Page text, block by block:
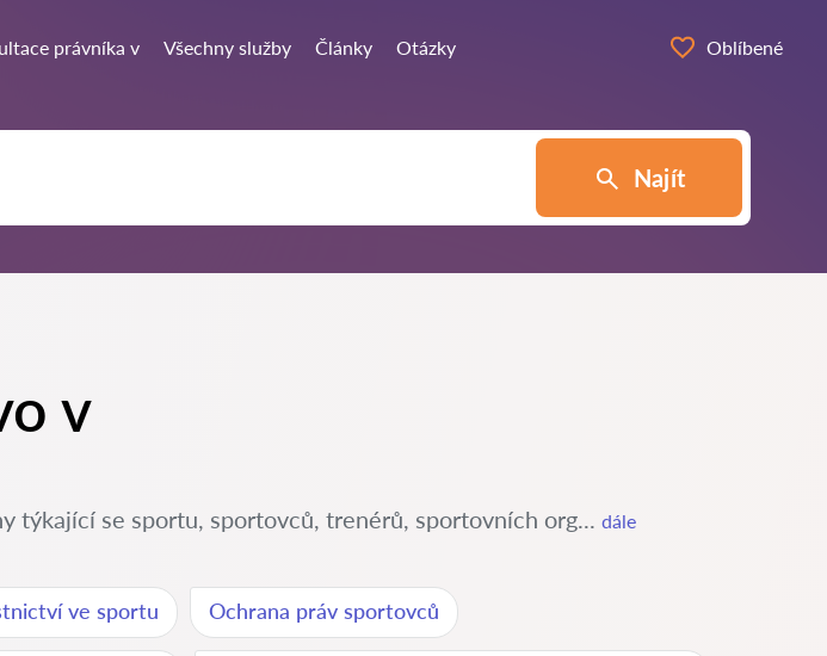
právníka v Všechny služby Články Otázky Oblíbené
Najít
v
týkající se sportu, sportovců, trenérů, sportovních org... dále
ve sportu Ochrana práv sportovců